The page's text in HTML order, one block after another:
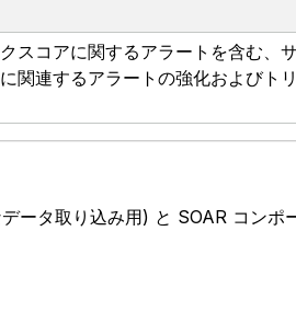
スコアに関するアラートを含む、
関連するアラートの強化およびト
ータ取り込み用) と SOAR コンポ